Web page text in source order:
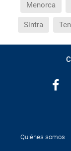
Menorca
Sintra
Quiénes somos